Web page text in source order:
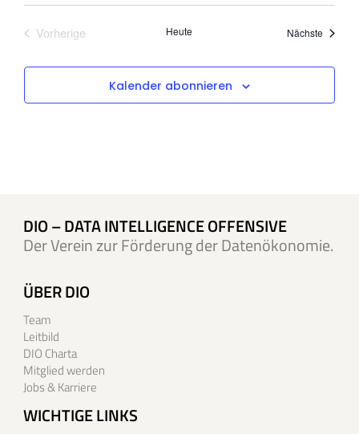
Vorherige
Heute NächsteEvents
Kalender abonnieren
DIO – DATA INTELLIGENCE OFFENSIVE
Der Verein zur Förderung der Datenökonomie.
ÜBER DIO
Team
Leitbild
DIO Charta
Mitglied werden
Jobs & Karriere
WICHTIGE LINKS